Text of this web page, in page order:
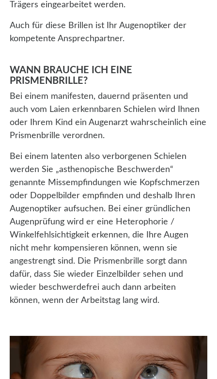
Trägers eingearbeitet werden.
Auch für diese Brillen ist Ihr Augenoptiker der
kompetente Ansprechpartner.
WANN BRAUCHE ICH EINE
PRISMENBRILLE?
Bei einem manifesten, dauernd präsenten und
auch vom Laien erkennbaren Schielen wird Ihnen
oder Ihrem Kind ein Augenarzt wahrscheinlich eine
Prismenbrille verordnen.
Bei einem latenten also verborgenen Schielen
werden Sie „asthenopische Beschwerden“
genannte Missempfindungen wie Kopfschmerzen
oder Doppelbilder empfinden und deshalb Ihren
Augenoptiker aufsuchen. Bei einer gründlichen
Augenprüfung wird er eine Heterophorie /
Winkelfehlsichtigkeit erkennen, die Ihre Augen
nicht mehr kompensieren können, wenn sie
angestrengt sind. Die Prismenbrille sorgt dann
dafür, dass Sie wieder Einzelbilder sehen und
wieder beschwerdefrei auch dann arbeiten
können, wenn der Arbeitstag lang wird.